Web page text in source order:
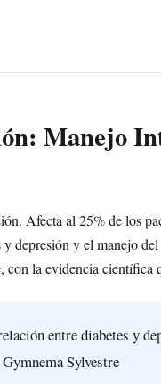
Manejo
Afecta al 25% de los
depresión y el manejo
con la evidencia científica
entre diabetes y
Sylvestre